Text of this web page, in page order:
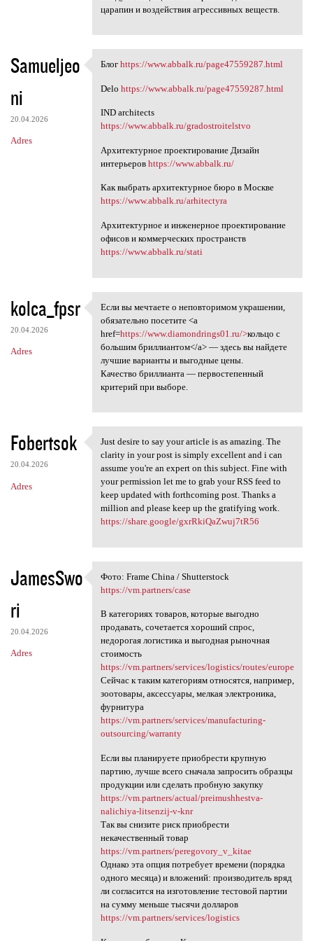
царапин и воздействия агрессивных веществ.
Samueljeo
ni
20.04.2026
Adres
Блог https://www.abbalk.ru
Блог https://www.abbalk.ru/page47559287.html
Delo https://www.abbalk.ru/page47559287.html
IND architects
https://www.abbalk.ru/gradostroitelstvo
Архитектурное проектирование Дизайн
интерьеров https://www.abbalk.ru/
Как выбрать архитектурное бюро в Москве
https://www.abbalk.ru/arhitectyra
Архитектурное и инженерное проектирование
офисов и коммерческих пространств
https://www.abbalk.ru/stati
kolca_fpsr
20.04.2026
Adres
Если вы мечтаете о
Если вы мечтаете о неповторимом украшении,
обязательно посетите <a
href=https://www.diamondrings01.ru/>кольцо с
большим бриллиантом</a> — здесь вы найдете
лучшие варианты и выгодные цены.
Качество бриллианта — первостепенный
критерий при выборе.
Fobertsok
20.04.2026
Adres
Just desire to say your
Just desire to say your article is as amazing. The
clarity in your post is simply excellent and i can
assume you're an expert on this subject. Fine with
your permission let me to grab your RSS feed to
keep updated with forthcoming post. Thanks a
million and please keep up the gratifying work.
https://share.google/gxrRkiQaZwuj7tR56
JamesSwo
ri
20.04.2026
Adres
Фото: Frame China /
Фото: Frame China / Shutterstock
https://vm.partners/case
В категориях товаров, которые выгодно
продавать, сочетается хороший спрос,
недорогая логистика и выгодная рыночная
стоимость
https://vm.partners/services/logistics/routes/europe
Сейчас к таким категориям относятся, например,
зоотовары, аксессуары, мелкая электроника,
фурнитура
https://vm.partners/services/manufacturing-
outsourcing/warranty
Если вы планируете приобрести крупную
партию, лучше всего сначала запросить образцы
продукции или сделать пробную закупку
https://vm.partners/actual/preimushhestva-
nalichiya-litsenzij-v-knr
Так вы снизите риск приобрести
некачественный товар
https://vm.partners/peregovory_v_kitae
Однако эта опция потребует времени (порядка
одного месяца) и вложений: производитель вряд
ли согласится на изготовление тестовой партии
на сумму меньше тысячи долларов
https://vm.partners/services/logistics